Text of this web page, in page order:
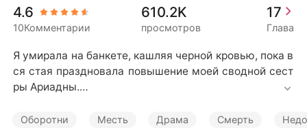
Скачать приложение
Миллиард
Короткие Рассказы
4.6
10Комментарии
610.2K
просмотров
17
Глава
Я умирала на банкете, кашляя черной кровью, пока в
ся стая праздновала повышение моей сводной сест
ры Ариадны.
Мой Истинный, Альфа Руслан, смотрел на мои мучен
Оборотни Месть Драма Смерть